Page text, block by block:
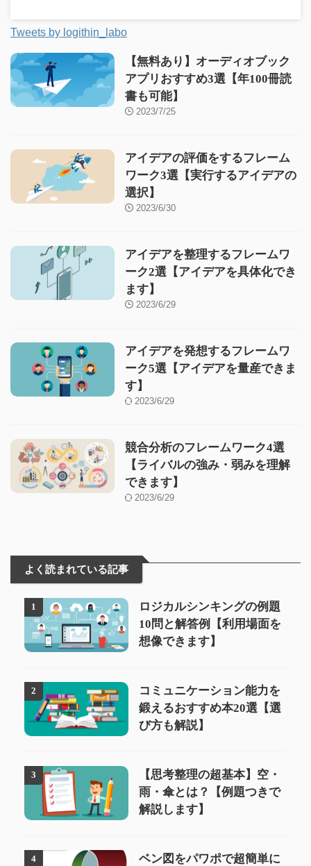
Tweets by logithin_labo
【無料あり】オーディオブック
アプリおすすめ3選【年100冊読
書も可能】
2023/7/25
アイデアの評価をするフレーム
ワーク3選【実行するアイデアの
選択】
2023/6/30
アイデアを整理するフレームワ
ーク2選【アイデアを具体化でき
ます】
2023/6/29
アイデアを発想するフレームワ
ーク5選【アイデアを量産できま
す】
2023/6/29
競合分析のフレームワーク4選
【ライバルの強み・弱みを理解
できます】
2023/6/29
よく読まれている記事
1
ロジカルシンキングの例題
10問と解答例【利用場面を
想像できます】
2
コミュニケーション能力を
鍛えるおすすめ本20選【選
び方も解説】
3
【思考整理の超基本】空・
雨・傘とは？【例題つきで
解説します】
4 ベン図をパワポで超簡単に